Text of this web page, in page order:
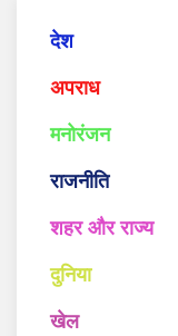
देश
अपराध
मनोरंजन
राजनीति
शहर और राज्य
दुनिया
खेल